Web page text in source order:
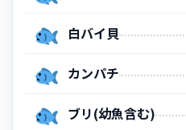
白バイ貝
カンパチ
ブリ(幼魚含む)